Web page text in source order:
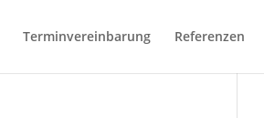
Terminvereinbarung Referenzen